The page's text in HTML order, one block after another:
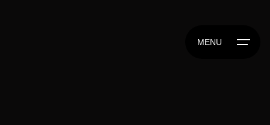
MENU